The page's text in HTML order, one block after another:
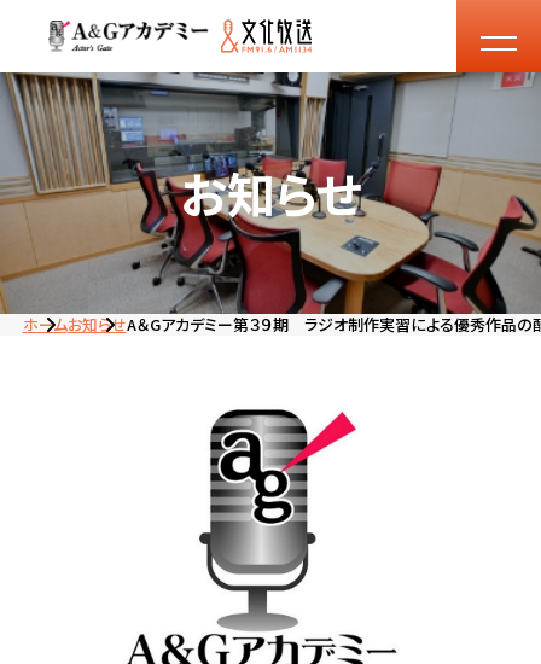
お知らせ
ホームお知らせA＆Gアカデミー第３９期 ラジオ制作実習による優秀作品の